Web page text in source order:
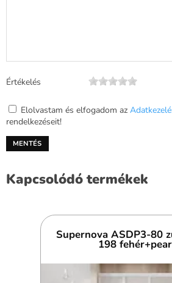
Értékelés
Elolvastam és elfogadom az
rendelkezéseit!
Kapcsolódó termékek
Supernova ASDP3-80
198